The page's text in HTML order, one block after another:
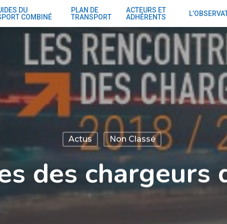
DU
COMBINÉ
PLAN DE
TRANSPORT
ACTEURS ET
ADHÉRENTS
Actus Non Classé
des chargeurs